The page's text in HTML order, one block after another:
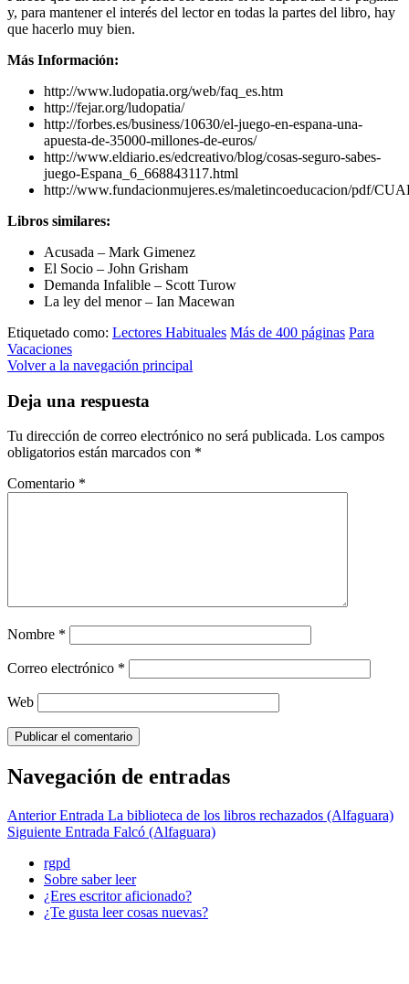
y, para mantener el interés del lector en todas la partes del libro, hay
que hacerlo muy bien.
Más Información:
http://www.ludopatia.org/web/faq_es.htm
http://fejar.org/ludopatia/
http://forbes.es/business/10630/el-juego-en-espana-una-
apuesta-de-35000-millones-de-euros/
http://www.eldiario.es/edcreativo/blog/cosas-seguro-sabes-
juego-Espana_6_668843117.html
http://www.fundacionmujeres.es/maletincoeducacion/pdf/
Libros similares:
Acusada – Mark Gimenez
El Socio – John Grisham
Demanda Infalible – Scott Turow
La ley del menor – Ian Macewan
Etiquetado como: Lectores Habituales Más de 400 páginas Para
Vacaciones
Volver a la navegación principal
Deja una respuesta
Tu dirección de correo electrónico no será publicada. Los campos
obligatorios están marcados con *
Comentario *
Nombre *
Correo electrónico *
Web
Navegación de entradas
Anterior Entrada La biblioteca de los libros rechazados (Alfaguara)
Siguiente Entrada Falcó (Alfaguara)
rgpd
Sobre saber leer
¿Eres escritor aficionado?
¿Te gusta leer cosas nuevas?